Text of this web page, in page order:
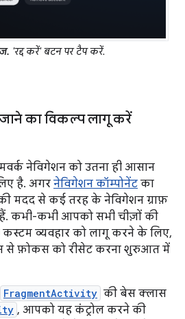
'रद्द करें' बटन पर टैप करें.
का विकल्प लागू करें
नेविगेशन को उतना ही आसान
है. अगर नेविगेशन कॉम्पोनेंट का
मदद से कई तरह के नेविगेशन ग्राफ़
कभी-कभी आपको सभी चीज़ों की
व्यवहार को लागू करने के लिए,
से फ़ोकस को रीसेट करना शुरुआत में
FragmentActivity की बेस क्लास
, आपको यह कंट्रोल करने की